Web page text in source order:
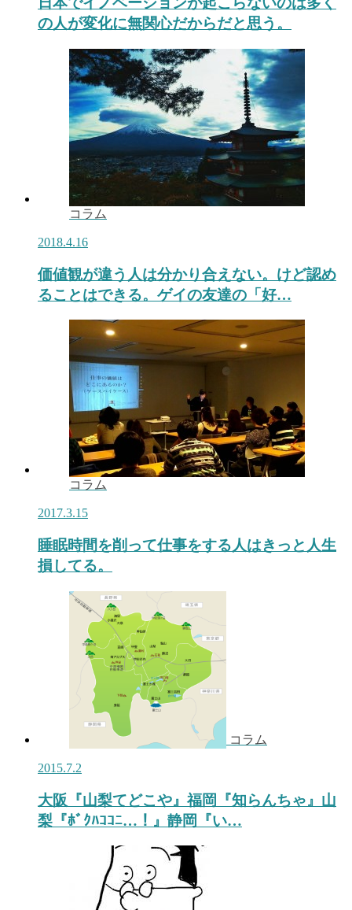
の人が変化に無関心だからだと思う。
コラム
2018.4.16
価値観が違う人は分かり合えない。けど認め
ることはできる。ゲイの友達の「好…
コラム
2017.3.15
睡眠時間を削って仕事をする人はきっと人生
損してる。
コラム
2015.7.2
大阪『山梨てどこや』福岡『知らんちゃ』山
梨『ﾎﾞｸﾊｺｺﾆ…！』静岡『い…